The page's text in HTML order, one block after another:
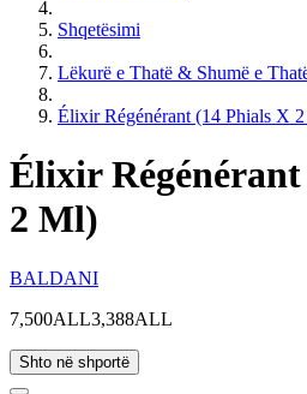
Shqetësimi
Lëkurë e Thatë & Shumë e
Élixir Régénérant (14 Phials X
Élixir
2 Ml)
BALDANI
7,500ALL3,388ALL
Shto në shportë